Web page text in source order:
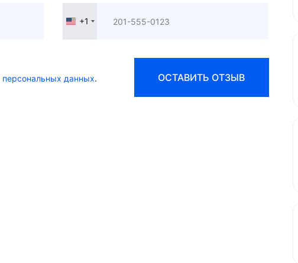
United
+1
персональных данных. ОСТАВИТЬ ОТЗЫВ